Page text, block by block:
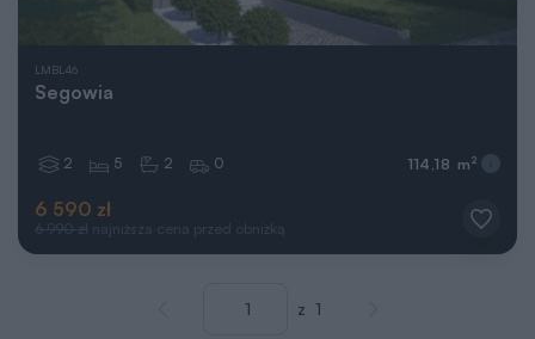
LMBL46
Segowia
6 590 zł
6 990 zł najniższa cena przed obniżką
2 5 2 0 114,18 m 2
Przejdź do poprzedniej strony
z 1